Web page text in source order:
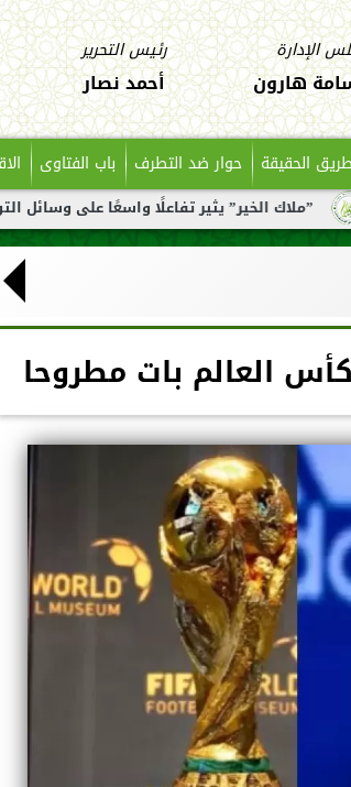
الإدارة
هارون
رئيس التحرير
أحمد نصار
طريق الحقيقة حوار ضد التطرف باب الفتاوى
يثير تفاعلًا واسعًا على وسائل التواصل بعد
العالم بات مطروحا